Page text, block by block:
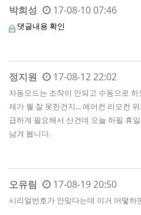
박희성 17-08-10 07:46
댓글내용 확인
정지원 17-08-12 22:02
자동모드는 조작이 안되고 수동으로
제가 뭘 잘 못한건지... 에어컨 리모컨
급하게 필요해서 산건데 오늘 하필 휴
남겨 봅니다.
오유림 17-08-19 20:50
시리얼번호가 안맞다는데 이거 어떻하